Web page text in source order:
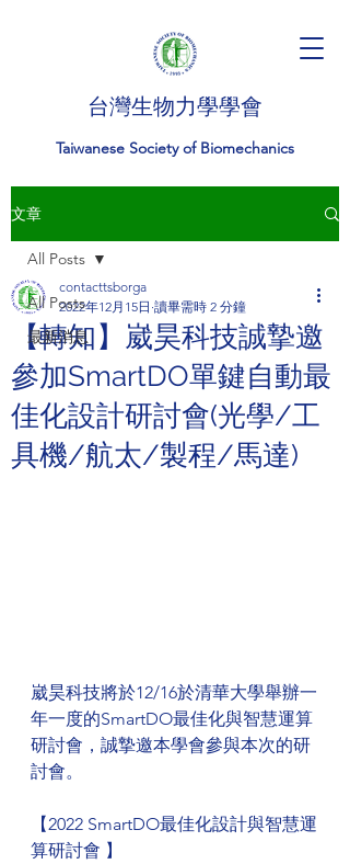
台灣生物力學學會
Taiwanese Society of Biomechanics
文章
All Posts
最新消息
All Posts
【轉知】崴昊科技誠摯邀
參加SmartDO單鍵自動最
佳化設計研討會(光學/工
具機/航太/製程/馬達)
contacttsborga
2022年12月15日 讀畢需時 2 分鐘
崴昊科技將於12/16於清華大學舉辦一
年一度的SmartDO最佳化與智慧運算
研討會，誠摯邀本學會參與本次的研
討會。
【2022 SmartDO最佳化設計與智慧運
算研討會 】